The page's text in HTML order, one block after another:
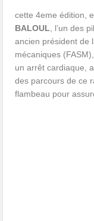
cette 4eme édition,
BALOUL, l’un des
ancien président de
mécaniques
un arrêt cardiaque,
des parcours de ce
flambeau pour